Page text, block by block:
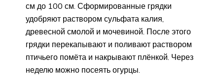
см до 100 см. Сформированные грядки
удобряют раствором сульфата калия,
древесной смолой и мочевиной. После этого
грядки перекапывают и поливают раствором
птичьего помёта и накрывают плёнкой. Через
неделю можно посеять огурцы.